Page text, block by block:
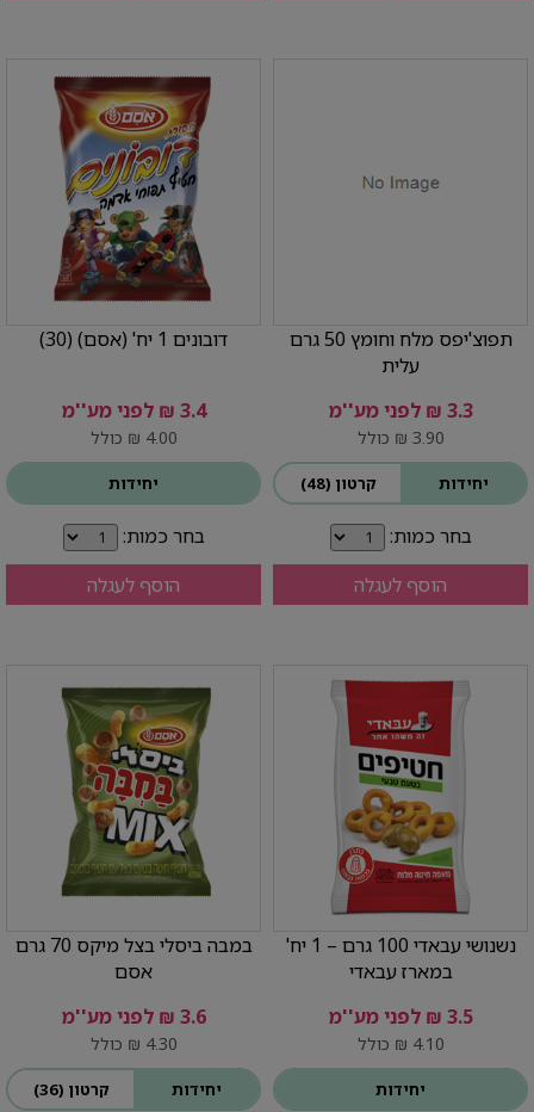
תפוצ'יפס מלח וחומץ 50 גרם
עלית
3.3 ₪ לפני מע''מ
3.90 ₪ כולל
יחידות קרטון (48)
בחר כמות:
הוסף לעגלה
דובונים 1 יח' (אסם) (30)
3.4 ₪ לפני מע''מ
4.00 ₪ כולל
יחידות
בחר כמות:
הוסף לעגלה
נשנושי עבאדי 100 גרם – 1 יח'
במארז עבאדי
3.5 ₪ לפני מע''מ
4.10 ₪ כולל
יחידות
במבה ביסלי בצל מיקס 70 גרם
אסם
3.6 ₪ לפני מע''מ
4.30 ₪ כולל
יחידות קרטון (36)